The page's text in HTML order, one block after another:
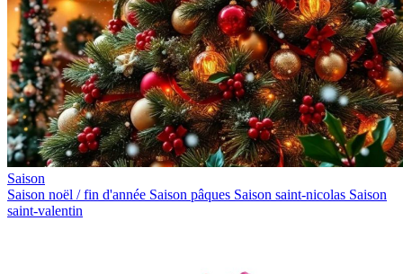
Saison
Saison noël / fin d'année Saison pâques Saison saint-nicolas Saison
saint-valentin